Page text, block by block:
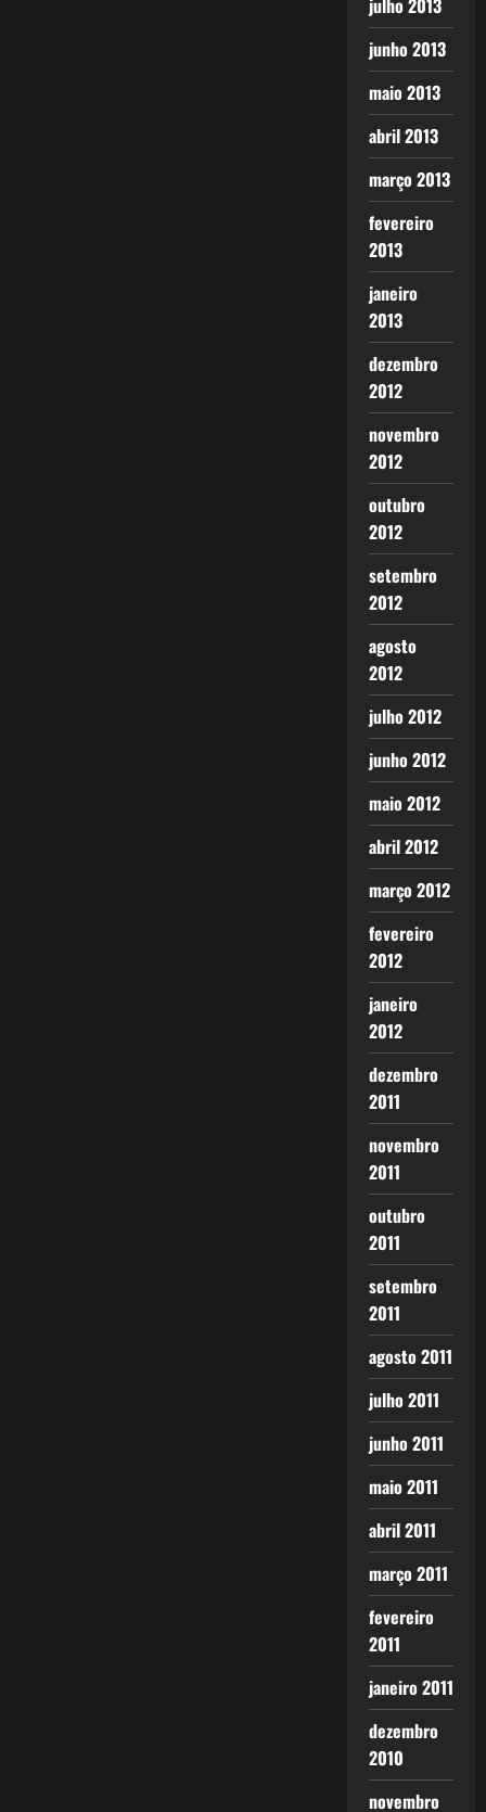
julho 2013
junho 2013
maio 2013
abril 2013
março 2013
fevereiro
2013
janeiro
2013
dezembro
2012
novembro
2012
outubro
2012
setembro
2012
agosto
2012
julho 2012
junho 2012
maio 2012
abril 2012
março 2012
fevereiro
2012
janeiro
2012
dezembro
2011
novembro
2011
outubro
2011
setembro
2011
agosto 2011
julho 2011
junho 2011
maio 2011
abril 2011
março 2011
fevereiro
2011
janeiro 2011
dezembro
2010
novembro